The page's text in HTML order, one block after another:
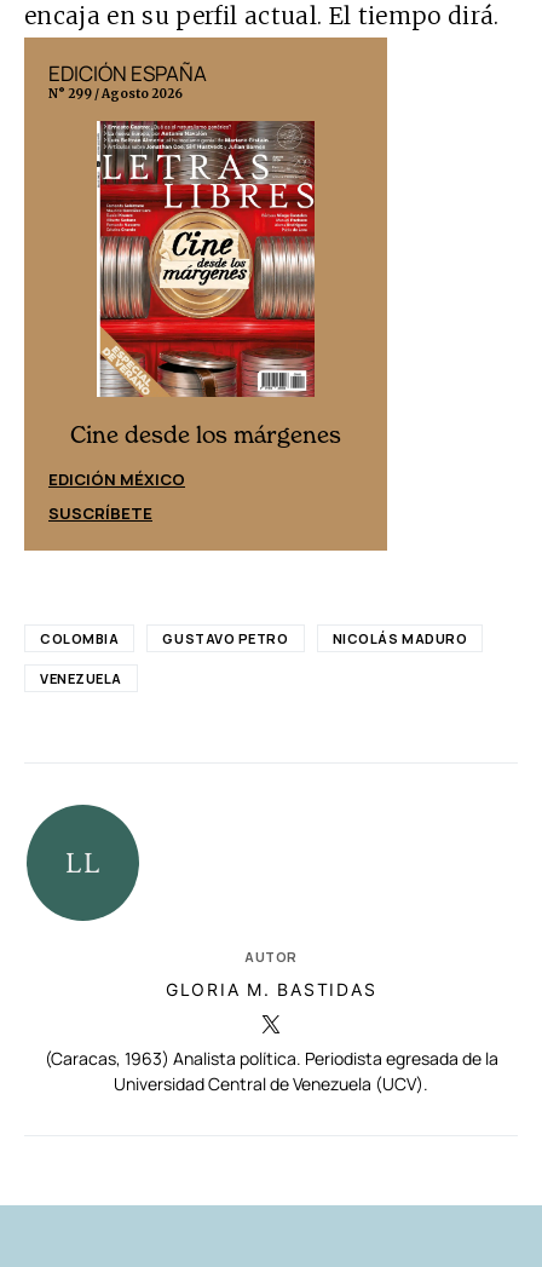
encaja en su perfil actual. El tiempo dirá.
EDICIÓN ESPAÑA
N° 299 / Agosto 2026
Cine desde los márgenes
EDICIÓN MÉXICO
SUSCRÍBETE
COLOMBIA GUSTAVO PETRO NICOLÁS MADURO
VENEZUELA
AUTOR
GLORIA M. BASTIDAS
(Caracas, 1963) Analista política. Periodista egresada de la
Universidad Central de Venezuela (UCV).